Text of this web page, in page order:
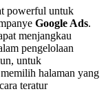
powerful untuk
Google Ads.
menjangkau
pengelolaan
untuk
halaman yang
teratur